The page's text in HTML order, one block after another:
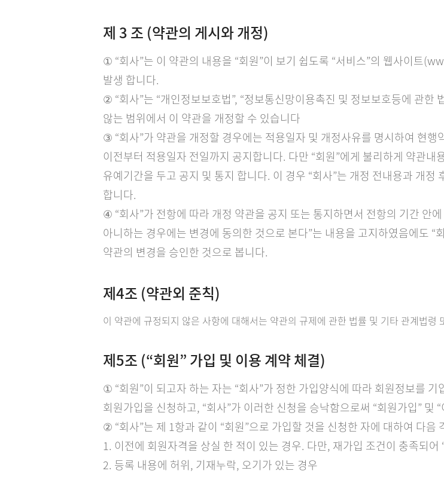
제 3 조 (약관의 게시와 개정)
① “회사”는 이 약관의 내용을 “회원”이 보기 쉽도록 “서비스”의 웹사이트
발생 합니다.
② “회사”는 “개인정보보호법”, “정보통신망이용촉진 및 정보보호등에 관한
않는 범위에서 이 약관을 개정할 수 있습니다
③ “회사”가 약관을 개정할 경우에는 적용일자 및 개정사유를 명시하여 현행
이전부터 적용일자 전일까지 공지합니다. 다만 “회원”에게 불리하게 약관
유예기간을 두고 공지 및 통지 합니다. 이 경우 “회사”는 개정 전내용과 개정
합니다.
④ “회사”가 전항에 따라 개정 약관을 공지 또는 통지하면서 전항의 기간 안
아니하는 경우에는 변경에 동의한 것으로 본다”는 내용을 고지하였음에도
약관의 변경을 승인한 것으로 봅니다.
제4조 (약관외 준칙)
이 약관에 규정되지 않은 사항에 대해서는 약관의 규제에 관한 법률 및 기타 관계법령
제5조 (“회원” 가입 및 이용 계약 체결)
① “회원”이 되고자 하는 자는 “회사”가 정한 가입양식에 따라 회원정보를
회원가입을 신청하고, “회사”가 이러한 신청을 승낙함으로써 “회원가입” 및
② “회사”는 제 1항과 같이 “회원”으로 가입할 것을 신청한 자에 대하여 다음
1. 이전에 회원자격을 상실 한 적이 있는 경우. 다만, 재가입 조건이 충족되
2. 등록 내용에 허위, 기재누락, 오기가 있는 경우